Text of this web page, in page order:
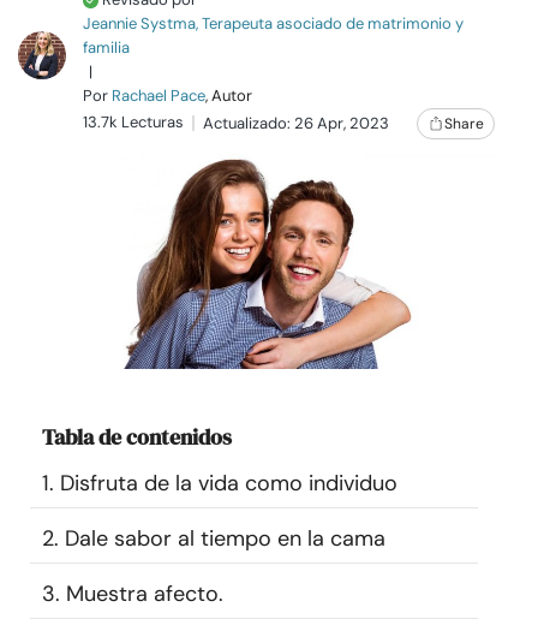
Relaciones
Familia
Comunidad
Encuentra un terapeuta
Idioma
Sobre nosotros Contáctanos
nosotros
Jeannie Systma, Terapeuta asociado de matrimonio y
familia
|
Por Rachael Pace, Autor
13.7k Lecturas
Actualizado: 26 Apr, 2023 Share
Tabla de contenidos
1. Disfruta de la vida como individuo
2. Dale sabor al tiempo en la cama
3. Muestra afecto.